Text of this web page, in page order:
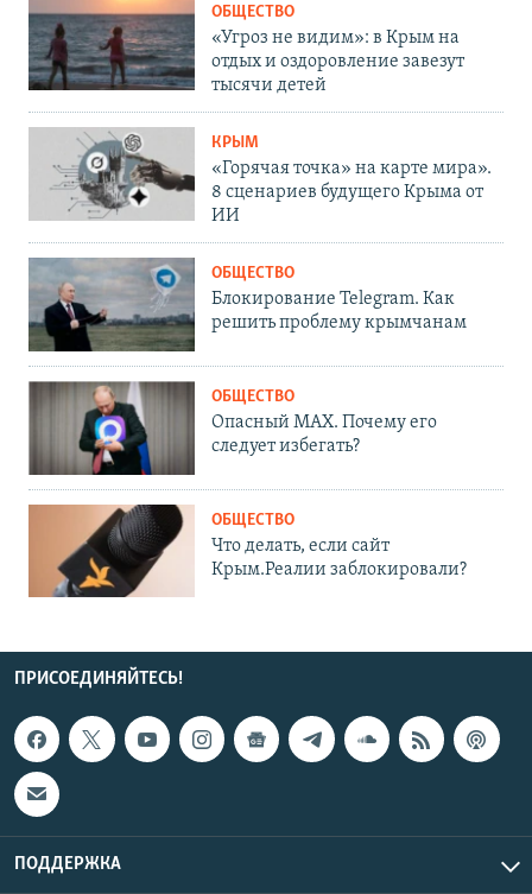
ОБЩЕСТВО
«Угроз не видим»: в Крым на
отдых и оздоровление завезут
тысячи детей
КРЫМ
«Горячая точка» на карте мира».
8 сценариев будущего Крыма от
ИИ
ОБЩЕСТВО
Блокирование Telegram. Как
решить проблему крымчанам
ОБЩЕСТВО
Опасный MAX. Почему его
следует избегать?
ОБЩЕСТВО
Что делать, если сайт
Крым.Реалии заблокировали?
ПРИСОЕДИНЯЙТЕСЬ!
ПОДДЕРЖКА